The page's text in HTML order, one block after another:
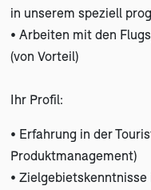
in unserem speziell
• Arbeiten mit den
(von Vorteil)
Ihr Profil:
• Erfahrung in der
Produktmanagement)
•